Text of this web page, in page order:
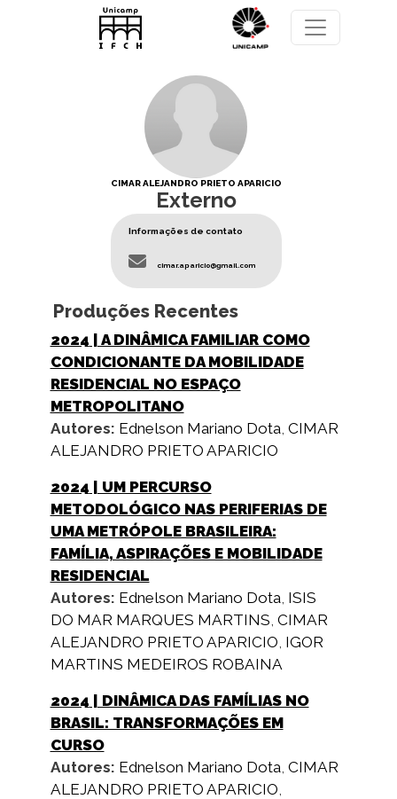
Pular para o conteúdo principal
CIMAR ALEJANDRO PRIETO APARICIO
Externo
Informações de contato
cimar.aparicio@gmail.com
Produções Recentes
2024 | A DINÂMICA FAMILIAR COMO
CONDICIONANTE DA MOBILIDADE
RESIDENCIAL NO ESPAÇO
METROPOLITANO
Autores: Ednelson Mariano Dota, CIMAR
ALEJANDRO PRIETO APARICIO
2024 | UM PERCURSO
METODOLÓGICO NAS PERIFERIAS DE
UMA METRÓPOLE BRASILEIRA:
FAMÍLIA, ASPIRAÇÕES E MOBILIDADE
RESIDENCIAL
Autores: Ednelson Mariano Dota, ISIS
DO MAR MARQUES MARTINS CIMAR
ALEJANDRO PRIETO APARICIO IGOR
MARTINS MEDEIROS ROBAINA
2024 | DINÂMICA DAS FAMÍLIAS NO
BRASIL: TRANSFORMAÇÕES EM
CURSO
Autores: Ednelson Mariano Dota, CIMAR
ALEJANDRO PRIETO APARICIO